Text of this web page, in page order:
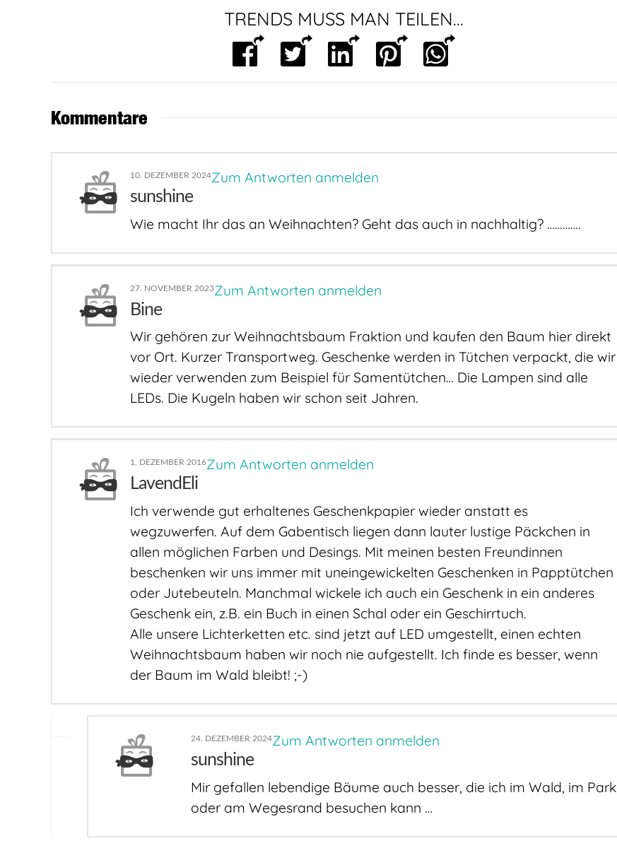
TRENDS MUSS MAN TEILEN...
Kommentare
10. DEZEMBER 2024Zum Antworten anmelden
sunshine
Wie macht Ihr das an Weihnachten? Geht das auch in nachhaltig? ………….
27. NOVEMBER 2023Zum Antworten anmelden
Bine
Wir gehören zur Weihnachtsbaum Fraktion und kaufen den Baum hier direkt
vor Ort. Kurzer Transportweg. Geschenke werden in Tütchen verpackt, die wir
wieder verwenden zum Beispiel für Samentütchen… Die Lampen sind alle
LEDs. Die Kugeln haben wir schon seit Jahren.
1. DEZEMBER 2016Zum Antworten anmelden
LavendEli
Ich verwende gut erhaltenes Geschenkpapier wieder anstatt es
wegzuwerfen. Auf dem Gabentisch liegen dann lauter lustige Päckchen in
allen möglichen Farben und Desings. Mit meinen besten Freundinnen
beschenken wir uns immer mit uneingewickelten Geschenken in Papptütchen
oder Jutebeuteln. Manchmal wickele ich auch ein Geschenk in ein anderes
Geschenk ein, z.B. ein Buch in einen Schal oder ein Geschirrtuch.
Alle unsere Lichterketten etc. sind jetzt auf LED umgestellt, einen echten
Weihnachtsbaum haben wir noch nie aufgestellt. Ich finde es besser, wenn
der Baum im Wald bleibt! ;-)
24. DEZEMBER 2024Zum Antworten anmelden
sunshine
Mir gefallen lebendige Bäume auch besser, die ich im Wald, im Park
oder am Wegesrand besuchen kann …